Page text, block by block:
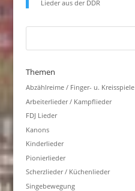
Lieder aus der DDR
Themen
Abzählreime / Finger- u. Kreisspiele
Arbeiterlieder / Kampflieder
FDJ Lieder
Kanons
Kinderlieder
Pionierlieder
Scherzlieder / Küchenlieder
Singebewegung